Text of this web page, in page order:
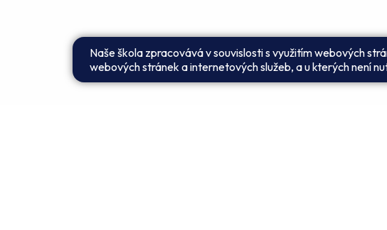
Naše škola zpracovává v souvislosti s využitím webových
webových stránek a internetových služeb, a u kterých není